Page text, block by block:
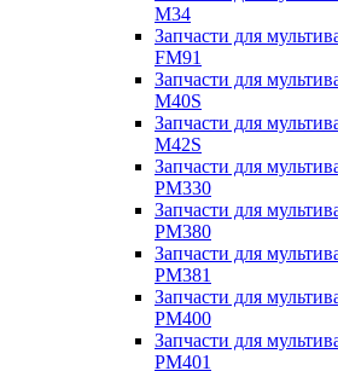
M34
Запчасти для
FM91
Запчасти для
M40S
Запчасти для
M42S
Запчасти для
PM330
Запчасти для
PM380
Запчасти для
PM381
Запчасти для
PM400
Запчасти для
PM401